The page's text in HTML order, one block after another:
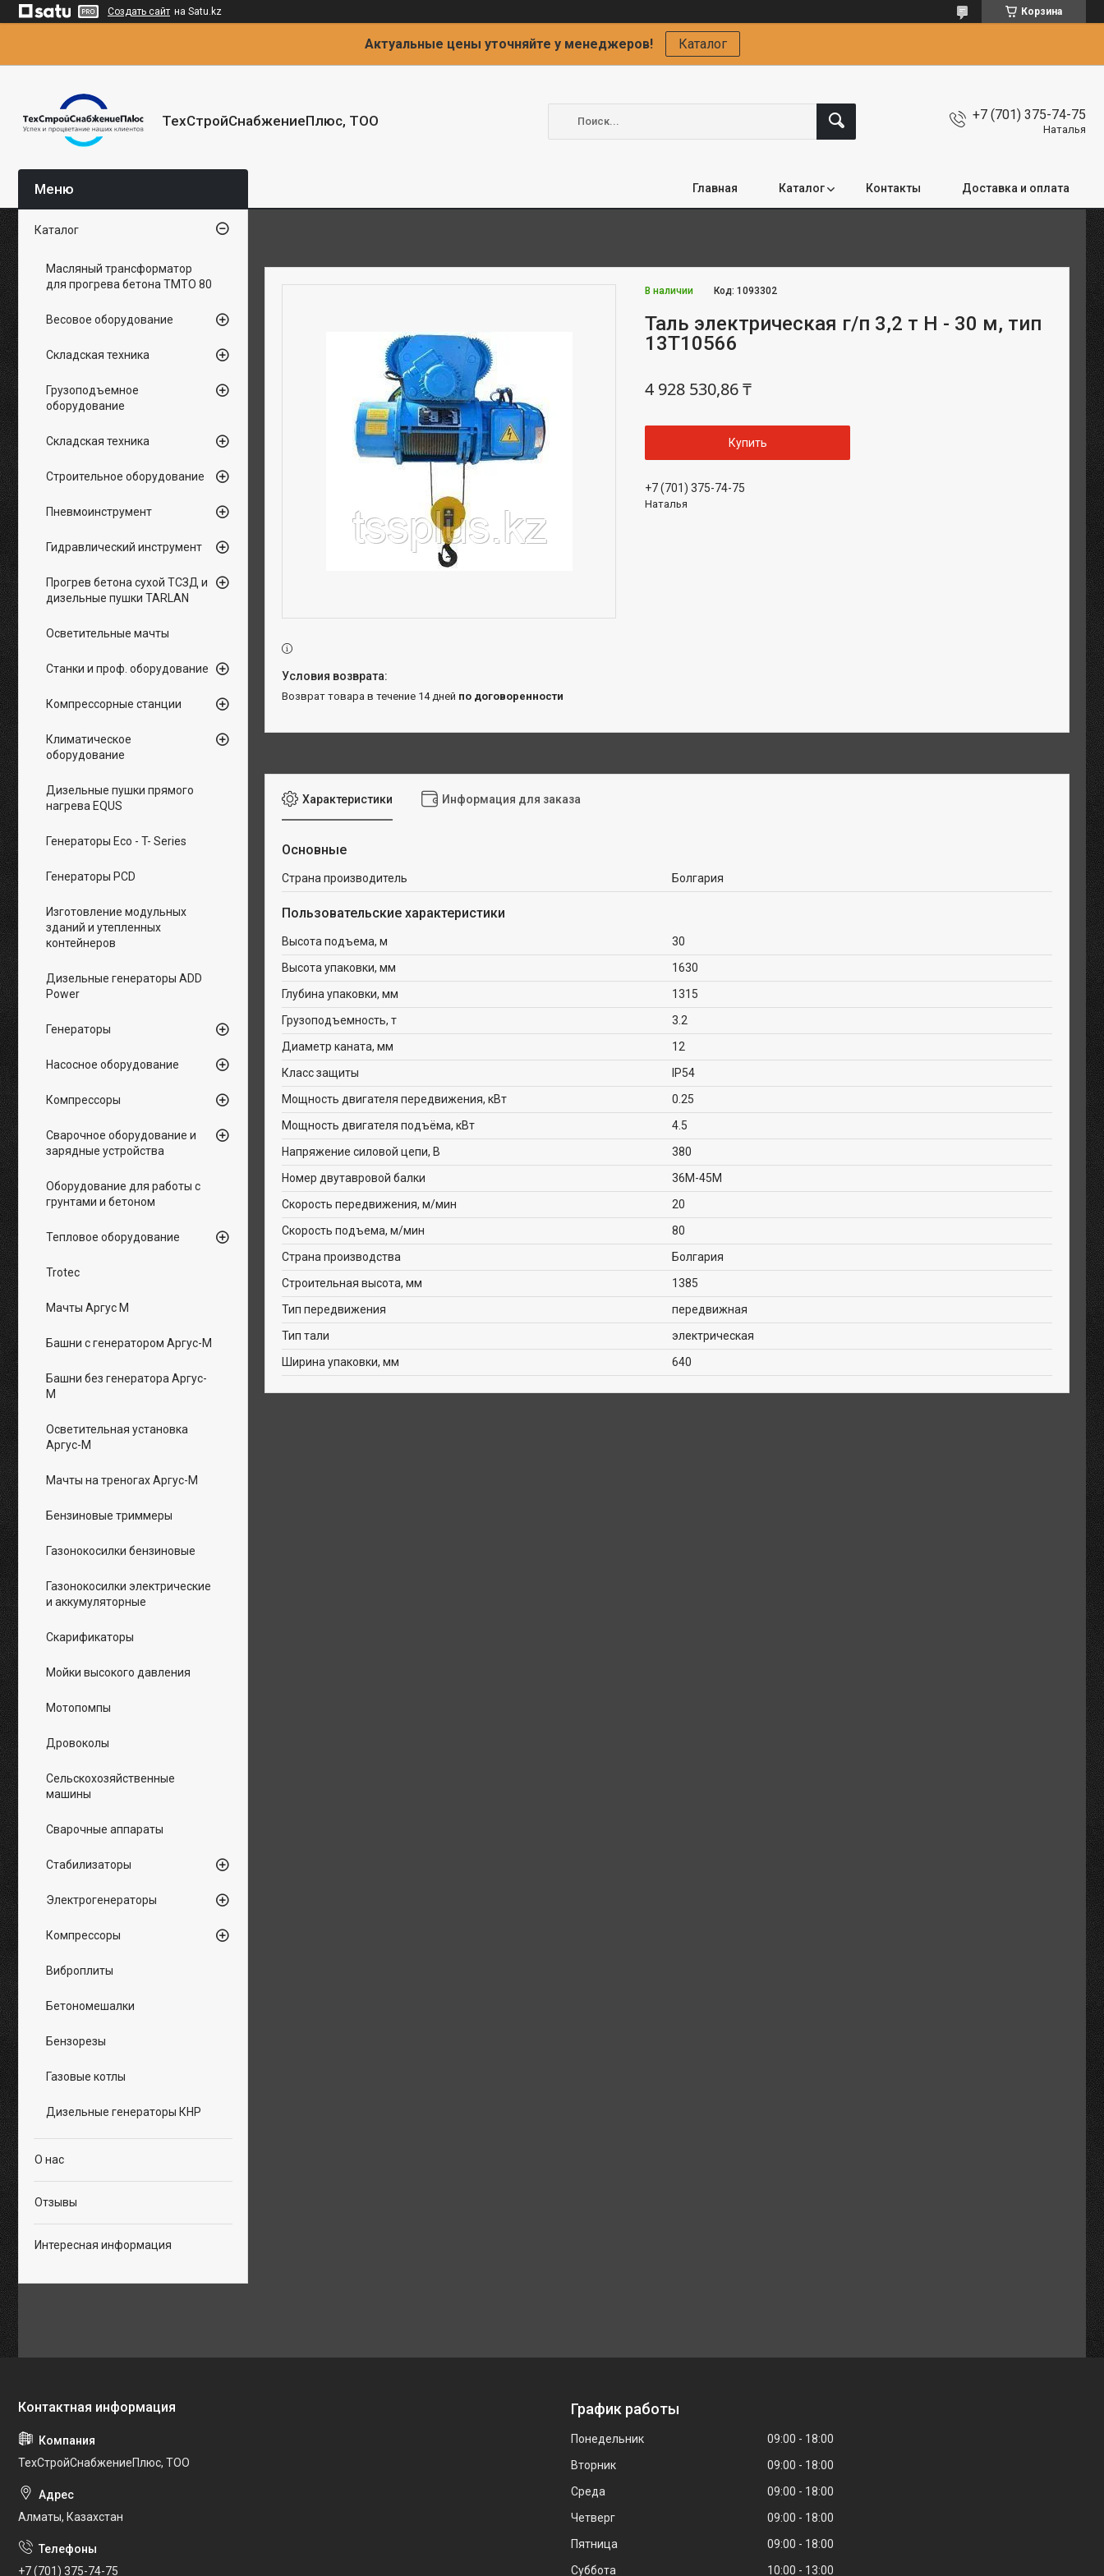
Создать сайт на Satu.kz Корзина
Актуальные цены уточняйте у менеджеров! Каталог
ТехСтройСнабжениеПлюс, ТОО +7 (701) 375-74-75
Наталья
Главная Каталог Контакты Доставка и оплата
В наличии Код:1093302
Таль электрическая г/п 3,2 т Н - 30 м, тип
13Т10566
4 928 530,86 ₸
Купить
+7 (701) 375-74-75
Наталья
возврат товара в течение 14 дней по договоренности
Характеристики Информация для заказа
Основные
Страна производитель Болгария
Пользовательские характеристики
Высота подъема, м
30
Высота упаковки, мм
1630
Глубина упаковки, мм
1315
Грузоподъемность, т
3.2
Диаметр каната, мм
12
Класс защиты
IP54
Мощность двигателя передвижения, кВт
0.25
Мощность двигателя подъёма, кВт
4.5
Напряжение силовой цепи, В
380
Номер двутавровой балки
36М-45М
Скорость передвижения, м/мин
20
Скорость подъема, м/мин
80
Страна производства
Болгария
Строительная высота, мм
1385
Тип передвижения
передвижная
Тип тали
электрическая
Ширина упаковки, мм
640
Каталог
Масляный трансформатор
для прогрева бетона ТМТО 80
Весовое оборудование
Складская техника
Грузоподъемное
оборудование
Складская техника
Строительное оборудование
Пневмоинструмент
Гидравлический инструмент
Прогрев бетона сухой ТСЗД и
дизельные пушки TARLAN
Осветительные мачты
Станки и проф. оборудование
Компрессорные станции
Климатическое
оборудование
Дизельные пушки прямого
нагрева EQUS
Генераторы Eco - T- Series
Генераторы PCD
Изготовление модульных
зданий и утепленных
контейнеров
Дизельные генераторы ADD
Power
Генераторы
Насосное оборудование
Компрессоры
Сварочное оборудование и
зарядные устройства
Оборудование для работы с
грунтами и бетоном
Тепловое оборудование
Trotec
Мачты Аргус М
Башни с генератором Аргус-М
Башни без генератора Аргус-
М
Осветительная установка
Аргус-М
Мачты на треногах Аргус-М
Бензиновые триммеры
Газонокосилки бензиновые
Газонокосилки электрические
и аккумуляторные
Скарификаторы
Мойки высокого давления
Мотопомпы
Дровоколы
Сельскохозяйственные
машины
Сварочные аппараты
Стабилизаторы
Электрогенераторы
Компрессоры
Виброплиты
Бетономешалки
Бензорезы
Газовые котлы
Дизельные генераторы КНР
О нас
Отзывы
Интересная информация
ТехСтройСнабжениеПлюс, ТОО
Алматы, Казахстан
+7 (701) 375-74-75
График работы
Понедельник 09:00
18:00
Вторник
09:00
18:00
Среда
09:00
18:00
Четверг
09:00
18:00
Пятница
09:00
18:00
Суббота
10:00 13:00